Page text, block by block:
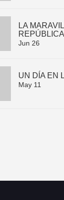
LA
Jun 26
UN DÍA EN
May 11